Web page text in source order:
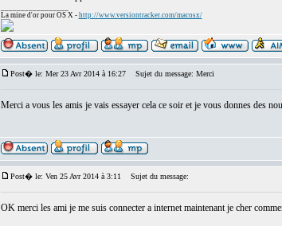
La mine d'or pour OS X - http://www.versiontracker.com/macosx/
Post� le: Mer 23 Avr 2014 à 16:27 Sujet du message: Merci
Merci a vous les amis je vais essayer cela ce soir et je vous donnes des
Post� le: Ven 25 Avr 2014 à 3:11 Sujet du message:
OK merci les ami je me suis connecter a internet maintenant je cher